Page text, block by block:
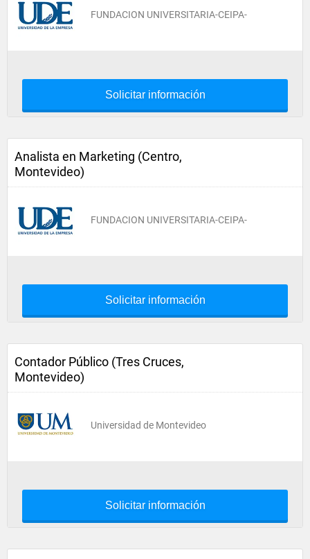
FUNDACION UNIVERSITARIA-CEIPA-
Solicitar información
Analista en Marketing (Centro,
Montevideo)
FUNDACION UNIVERSITARIA-CEIPA-
Solicitar información
Contador Público (Tres Cruces,
Montevideo)
Universidad de Montevideo
Solicitar información